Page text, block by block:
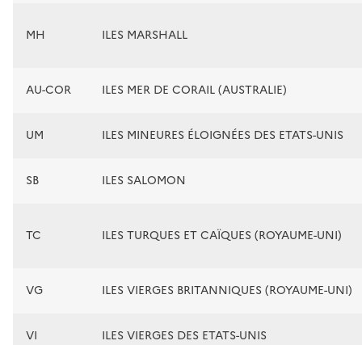
MH ILES MARSHALL
AU-COR ILES MER DE CORAIL (AUSTRALIE)
UM ILES MINEURES ÉLOIGNÉES DES ETATS-UNIS
SB ILES SALOMON
TC ILES TURQUES ET CAÏQUES (ROYAUME-UNI)
VG ILES VIERGES BRITANNIQUES (ROYAUME-UNI)
VI ILES VIERGES DES ETATS-UNIS